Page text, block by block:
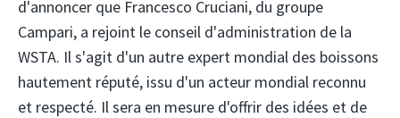
d'annoncer que Francesco Cruciani, du groupe
Campari, a rejoint le conseil d'administration de la
WSTA. Il s'agit d'un autre expert mondial des boissons
hautement réputé, issu d'un acteur mondial reconnu
et respecté. Il sera en mesure d'offrir des idées et de